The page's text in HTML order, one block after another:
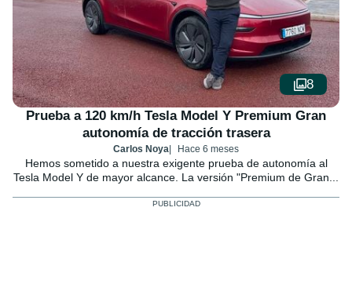
8
Prueba a 120 km/h Tesla Model Y Premium Gran
autonomía de tracción trasera
Carlos Noya Hace 6 meses
Hemos sometido a nuestra exigente prueba de autonomía al
Tesla Model Y de mayor alcance. La versión "Premium de Gran...